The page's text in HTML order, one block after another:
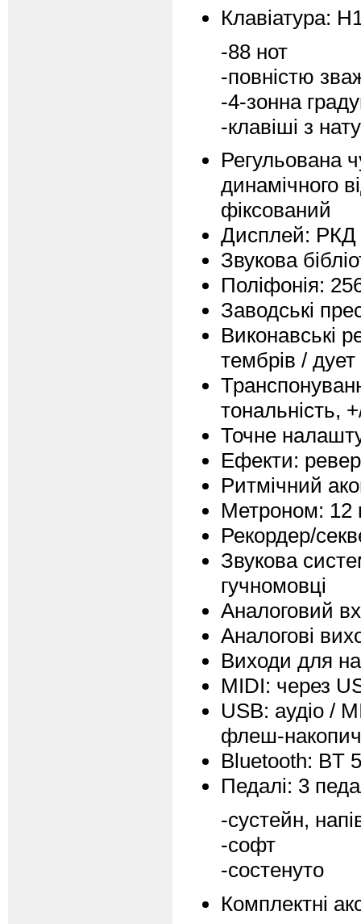
Клавіатура:
-88 нот
-повністю
-4-зонна
-клавіші з
Регульована
динамічного
фіксований
Дисплей: РКД
Звукова
Поліфонія:
Заводські
Виконавські
тембрів / дует
тональність,
Точне
Ефекти:
Ритмічний
Метроном: 12
Рекордер/
Звукова
гучномовці
Аналоговий
Аналогові
Виходи для
MIDI: через
USB: аудіо /
флеш-
Bluetooth: BT
Педалі: 3
-сустейн,
-софт
-состенуто
Комплектні